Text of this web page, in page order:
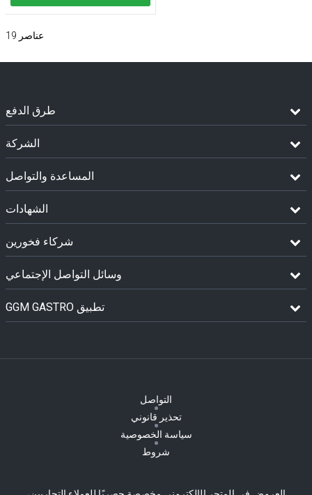
19 عناصر
طرق الدفع
الشركة
المساعدة والتواصل
الشهادات
شركاء فخورين
وسائل التواصل الإجتماعي
GGM GASTRO تطبيق
التواصل
تحذير قانوني
سياسة الخصوصية
شروط